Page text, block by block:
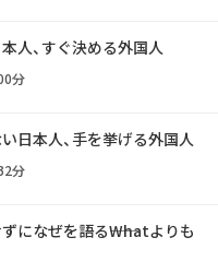
人、すぐ決める外国人
分
い日本人、手を挙げる外国人
分
になぜを語る――Whatよりも